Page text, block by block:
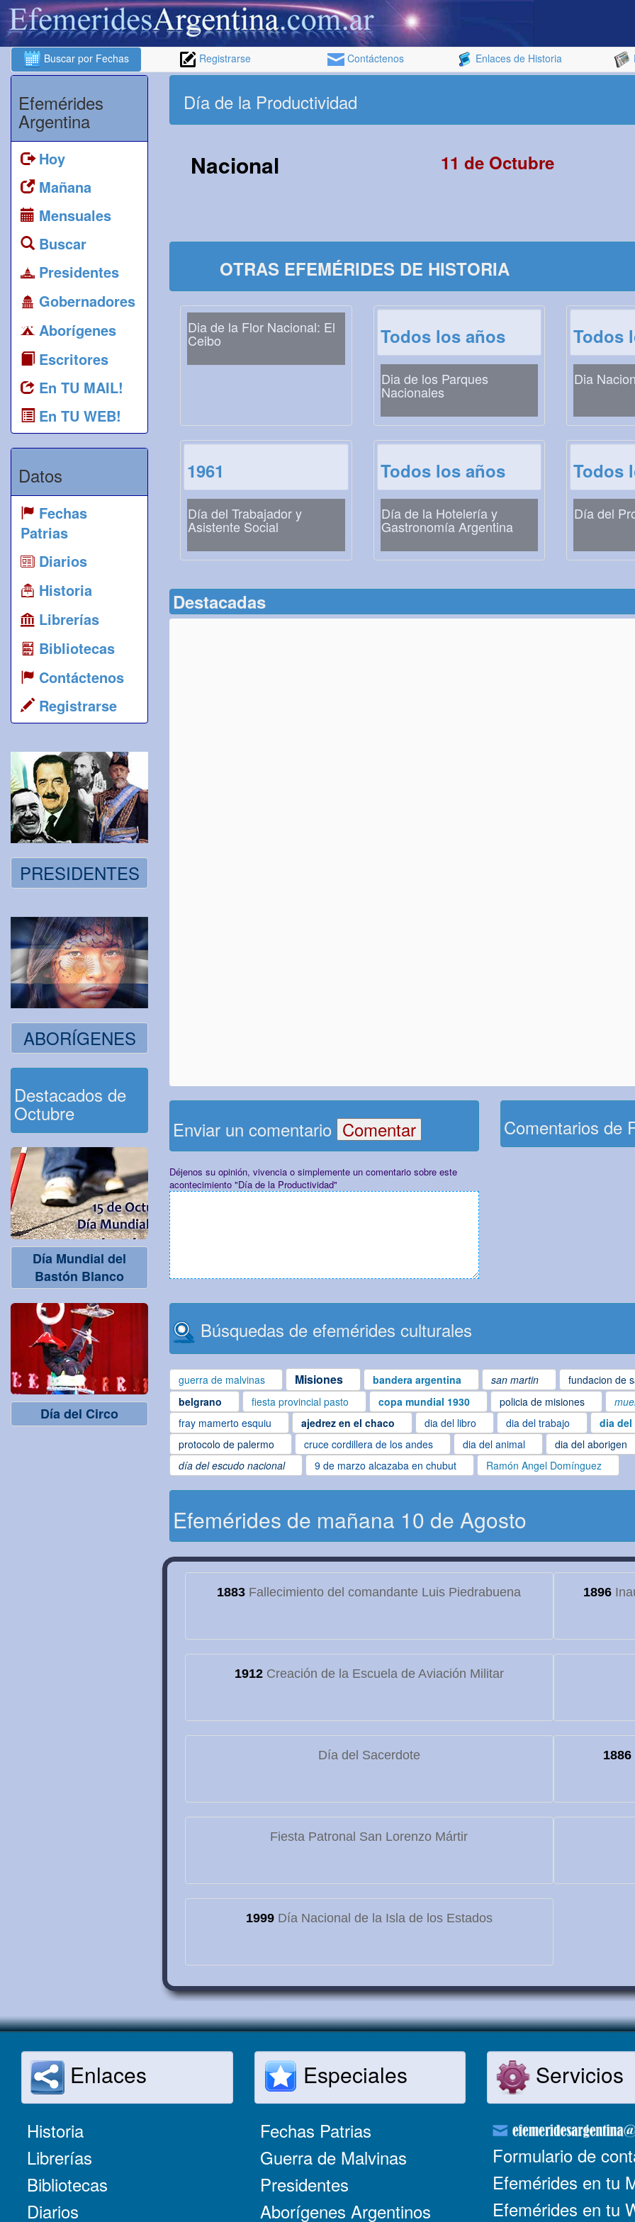
Buscar por Fechas Registrarse Contáctenos Enlaces de Historia
Efemérides
Argentina
Hoy
Mañana
Mensuales
Buscar
Presidentes
Gobernadores
Aborígenes
Escritores
En TU MAIL!
En TU WEB!
Datos
Fechas
Patrias
Diarios
Historia
Librerías
Bibliotecas
Contáctenos
Registrarse
PRESIDENTES
ABORÍGENES
Destacados de
Octubre
Día Mundial del
Bastón Blanco
Día del Circo
Día de la Productividad
Nacional 11 de Octubre
OTRAS EFEMÉRIDES DE HISTORIA
Dia de la Flor Nacional: El
Ceibo Todos los años
Dia de los Parques
Nacionales
Todos
Dia
1961
Día del Trabajador y
Asistente Social
Todos los años
Día de la Hotelería y
Gastronomía Argentina
Todos
Día del
Destacadas
Enviar un comentario
Déjenos su opinión, vivencia o simplemente un comentario sobre este
acontecimiento "Día de la Productividad"
Comentarios de
Búsquedas de efemérides culturales
guerra de malvinas Misiones bandera argentina san martin fundacion de
belgrano
fiesta provincial pasto copa mundial 1930 policia de misiones
fray mamerto esquiu
ajedrez en el chaco dia del libro dia del trabajo dia
protocolo de palermo
cruce cordillera de los andes dia del animal dia del aborigen
día del escudo nacional
9 de marzo alcazaba en chubut Ramón Angel Domínguez
Efemérides de mañana 10 de Agosto
1883 Fallecimiento del comandante Luis Piedrabuena 1896
1912Creación de la Escuela de Aviación Militar
Día del Sacerdote 1886
Fiesta Patronal San Lorenzo Mártir
1999Día Nacional de la Isla de los Estados
Enlaces
Historia
Librerías
Bibliotecas
Diarios
Especiales
Fechas Patrias
Guerra de Malvinas
Presidentes
Aborígenes Argentinos
Servicios
Formulario de
Efemérides en tu
Efemérides en tu